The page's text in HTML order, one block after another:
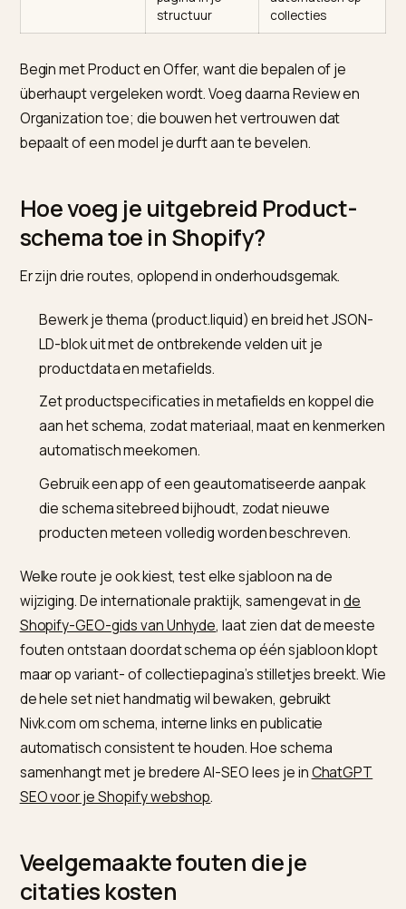
per variant
en Review
aantal reviews
schema
injecteert
Organization
Wie je merk is,
met sameAs-
sitebreed
FAQPage
Vragen en
antwoorden
per pagina
Product- of
pagina in je
structuur
automatisch op
Begin met Product en Offer, want die bepalen of je
überhaupt vergeleken wordt. Voeg daarna Review en
Organization toe; die bouwen het vertrouwen dat
bepaalt of een model je durft aan te bevelen.
Hoe voeg je uitgebreid Product-
schema toe in Shopify?
Er zijn drie routes, oplopend in onderhoudsgemak.
Bewerk je thema (product.liquid) en breid het
LD-blok uit met de ontbrekende velden uit je
productdata en metafields.
Zet productspecificaties in metafields en koppel
aan het schema, zodat materiaal, maat en
Gebruik een app of een geautomatiseerde aanpak
die schema sitebreed bijhoudt, zodat nieuwe